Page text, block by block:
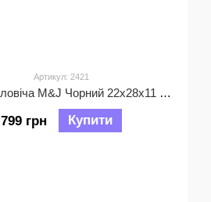
Артикул: 2421
Сумка Чоловіча M&J Чорний 22х28х11 см (2421)
799 грн Купити